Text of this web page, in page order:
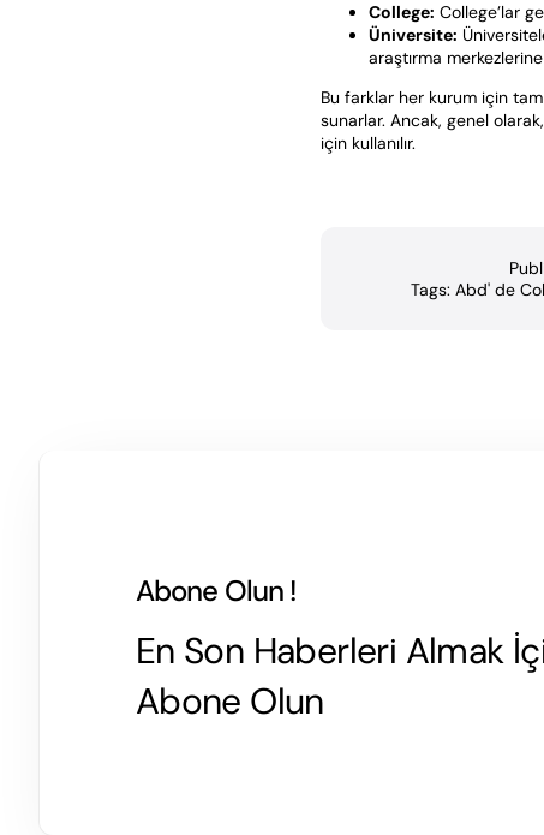
College: College’lar
Üniversite:
araştırma
Bu farklar her kurum için
sunarlar. Ancak, genel
için kullanılır.
Tags: Abd' de
Abone Olun !
En Son Haberleri Almak
Abone Olun